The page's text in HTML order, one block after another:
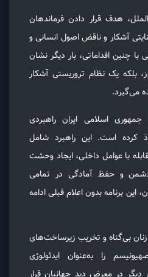
هدف قرار دادن فرماندهان
آشکار و ناقض اصول انسانی و
چنین اقداماتی، بار دیگر نشان
بلکه یک نظام تروریستی آشکار
می‌گیرد.
اسلامی ایران راهبردی
کرده است. این راهبرد شامل
با عوامل داخلی، ایجاد وحشت
دشمن و حفظ آمادگی در تمامی
برنامه بدون اعلام قبلی ادامه
بی‌گناه و تخریب زیرساخت‌های
را به‌عنوان ایدئولوژی
در معرض دید جهانیان قرار